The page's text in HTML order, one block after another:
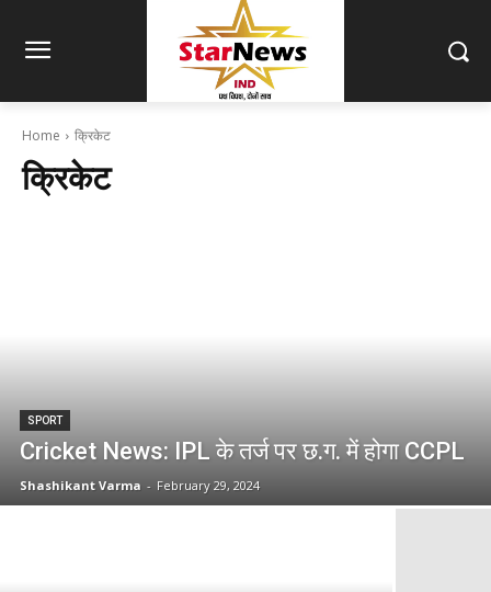
Home क्रिकेट
क्रिकेट
SPORT
Cricket News: IPL के तर्ज पर छ.ग. में होगा CCPL
Shashikant Varma - February 29, 2024